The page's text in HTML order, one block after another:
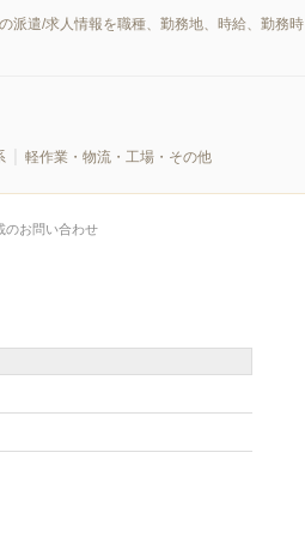
派遣/求人情報を職種、勤務地、時給、勤務時
軽作業・物流・工場・その他
のお問い合わせ